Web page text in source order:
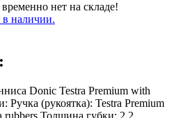
нет на складе!
в наличии.
Donic Testra Premium with
Ручка (рукоятка): Testra Premium